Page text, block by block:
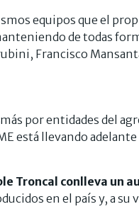
equipos que el
de todas
Francisco
por entidades del
está llevando
Troncal conlleva un
en el país y, a su